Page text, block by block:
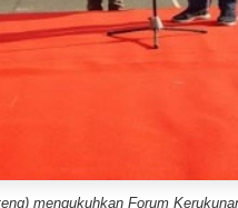
mengukuhkan Forum